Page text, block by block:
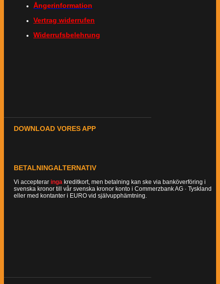
Ångerinformation
Vertrag widerrufen
Widerrufsbelehrung
DOWNLOAD VORES APP
BETALNINGALTERNATIV
Vi accepterar inga kreditkort, men betalning kan ske via banköverföring i
svenska kronor till vår svenska kronor konto i Commerzbank AG · Tyskland
eller med kontanter i EURO vid självupphämtning.